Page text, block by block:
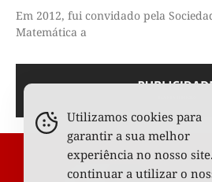
Em 2012, fui convidado pela
Matemática a
Utilizamos cookies para
garantir a sua melhor
experiência no nosso
continuar a utilizar o